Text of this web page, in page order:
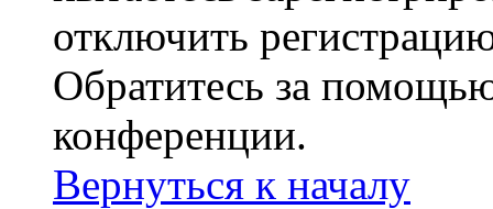
отключить
Обратитесь за
конференции.
Вернуться к началу